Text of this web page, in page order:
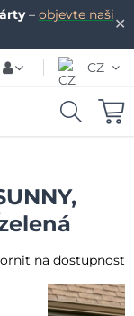
✕
– objevte naši
CZ
na dostupnost